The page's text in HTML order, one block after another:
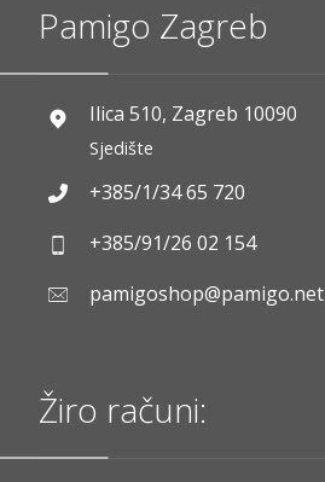
Pamigo Zagreb
Ilica 510, Zagreb 10090
Sjedište
+385/1/34 65 720
+385/91/26 02 154
pamigoshop@pamigo.net
Žiro računi: